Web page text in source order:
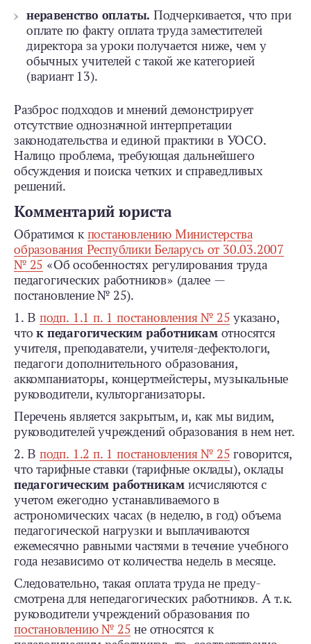
неравенство оплаты. Подчеркивается, что при
оплате по факту оплата труда заместителей
директора за уроки получается ниже, чем у
обычных учителей с такой же категорией
(вариант 13).
Разброс подходов и мнений демонстрирует
отсутствие однозначной интерпретации
законодательства и единой практики в УОСО.
Налицо проблема, требующая дальнейшего
обсуждения и поиска четких и справедливых
решений.
Комментарий юриста
Обратимся к постановлению Министерства
образования Республики Беларусь от 30.03.2007
№ 25 «Об особенностях регулирования труда
педагогических работников» (далее —
постановление № 25).
1. В подп. 1.1 п. 1 постановления № 25 указано,
чток педагогическим работникамотносятся
учителя, преподаватели, учителя-­дефектологи,
педагоги дополнительного образования,
аккомпаниаторы, концертмейстеры, музыкальные
руководители, культорганизаторы.
Перечень является закрытым, и, как мы видим,
руководителей учреждений образования в нем нет.
2. В подп. 1.2 п. 1 постановления № 25 говорится,
что тарифные ставки (тарифные оклады), оклады
педагогическим работникам исчисляются с
учетом ежегодно устанавливаемого в
астрономических часах (в неделю, в год) объема
педагогической нагрузки и выплачиваются
ежемесячно равными частями в течение учебного
года независимо от количества недель в месяце.
Следовательно, такая оплата труда не преду­
смотрена для непедагогических работников. А т. к.
руководители учреждений образования по
постановлению № 25 не относятся к